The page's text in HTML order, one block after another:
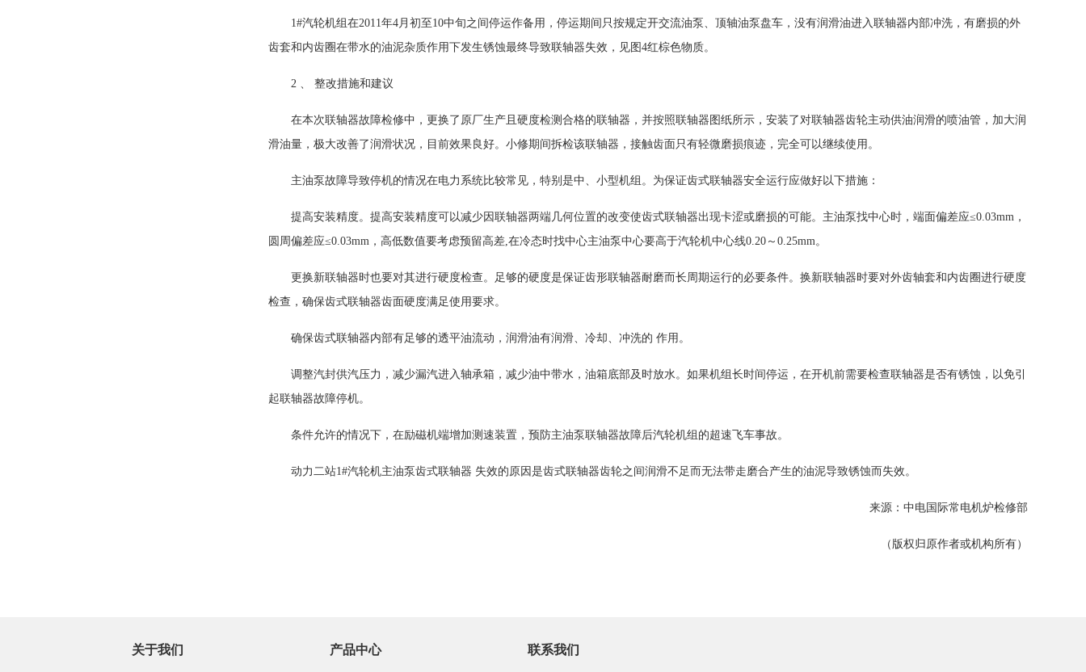
1#汽轮机组在2011年4月初至10中旬之间停运作备用，停运期间只按规定开交流油泵、顶轴油泵盘车，没有润滑油进入联轴器内部冲洗，有磨损的外
齿套和内齿圈在带水的油泥杂质作用下发生锈蚀最终导致联轴器失效，见图4红棕色物质。
2 、 整改措施和建议
在本次联轴器故障检修中，更换了原厂生产且硬度检测合格的联轴器，并按照联轴器图纸所示，安装了对联轴器齿轮主动供油润滑的喷油管，加大润
滑油量，极大改善了润滑状况，目前效果良好。小修期间拆检该联轴器，接触齿面只有轻微磨损痕迹，完全可以继续使用。
主油泵故障导致停机的情况在电力系统比较常见，特别是中、小型机组。为保证齿式联轴器安全运行应做好以下措施：
提高安装精度。提高安装精度可以减少因联轴器两端几何位置的改变使齿式联轴器出现卡涩或磨损的可能。主油泵找中心时，端面偏差应≤0.03mm，
圆周偏差应≤0.03mm，高低数值要考虑预留高差,在冷态时找中心主油泵中心要高于汽轮机中心线0.20～0.25mm。
更换新联轴器时也要对其进行硬度检查。足够的硬度是保证齿形联轴器耐磨而长周期运行的必要条件。换新联轴器时要对外齿轴套和内齿圈进行硬度
检查，确保齿式联轴器齿面硬度满足使用要求。
确保齿式联轴器内部有足够的透平油流动，润滑油有润滑、冷却、冲洗的 作用。
调整汽封供汽压力，减少漏汽进入轴承箱，减少油中带水，油箱底部及时放水。如果机组长时间停运，在开机前需要检查联轴器是否有锈蚀，以免引
起联轴器故障停机。
条件允许的情况下，在励磁机端增加测速装置，预防主油泵联轴器故障后汽轮机组的超速飞车事故。
动力二站1#汽轮机主油泵齿式联轴器 失效的原因是齿式联轴器齿轮之间润滑不足而无法带走磨合产生的油泥导致锈蚀而失效。
来源：中电国际常电机炉检修部
（版权归原作者或机构所有）
关于我们 产品中心 联系我们